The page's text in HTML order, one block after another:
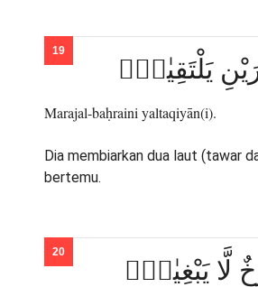
يَلْتَقِيٰنِۙ
Marajal-baḥraini yaltaqiyān(i).
Dia membiarkan dua laut (tawar
bertemu.
لَّا يَبْغِيٰنِۚ